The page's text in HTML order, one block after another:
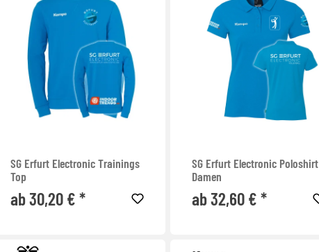
SG Erfurt Electronic Trainings
Top
ab 30,20 € *
SG Erfurt Electronic Poloshirt
Damen
ab 32,60 € *